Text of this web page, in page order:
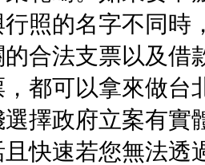
照的名字不同時
的合法支票以及
，都可以拿來做台
擇政府立案有實
且快速若您無法透